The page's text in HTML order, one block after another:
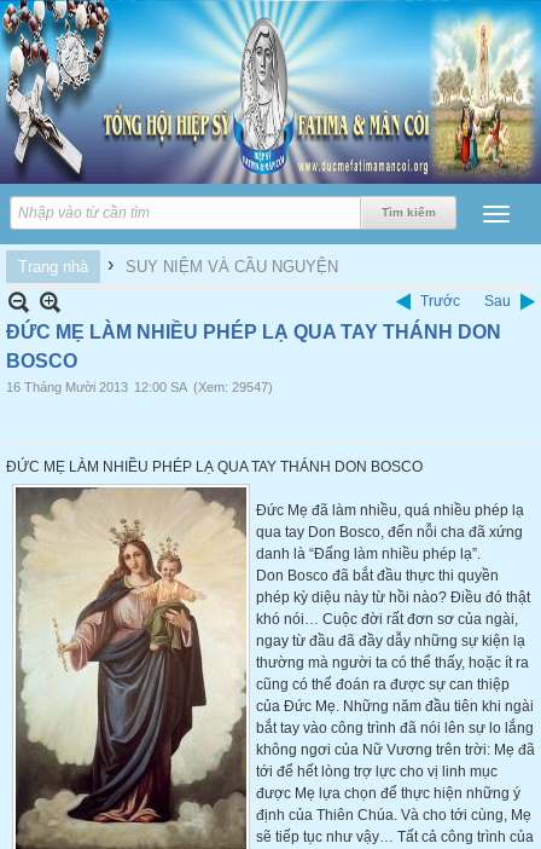
Trang nhà › SUY NIỆM VÀ CẦU NGUYỆN
Trước Sau
ĐỨC MẸ LÀM NHIỀU PHÉP LẠ QUA TAY THÁNH DON
BOSCO
16 Tháng Mười 2013 12:00 SA (Xem: 29547)
ĐỨC MẸ LÀM NHIỀU PHÉP LẠ QUA TAY THÁNH DON BOSCO
Đức Mẹ đã làm nhiều, quá nhiều phép lạ
qua tay Don Bosco, đến nỗi cha đã xứng
danh là “Đấng làm nhiều phép lạ”.
Don Bosco đã bắt đầu thực thi quyền
phép kỳ diệu này từ hồi nào? Điều đó thật
khó nói… Cuộc đời rất đơn sơ của ngài,
ngay từ đầu đã đầy dẫy những sự kiện lạ
thường mà người ta có thể thấy, hoặc ít ra
cũng có thể đoán ra được sự can thiệp
của Đức Mẹ. Những năm đầu tiên khi ngài
bắt tay vào công trình đã nói lên sự lo lắng
không ngơi của Nữ Vương trên trời: Mẹ đã
tới để hết lòng trợ lực cho vị linh mục
được Mẹ lựa chọn để thực hiện những ý
định của Thiên Chúa. Và cho tới cùng, Mẹ
sẽ tiếp tục như vậy… Tất cả công trình của